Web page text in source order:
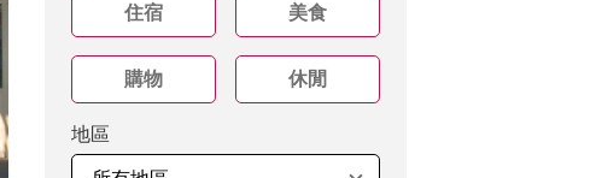
住宿 美食
購物 休閒
地區